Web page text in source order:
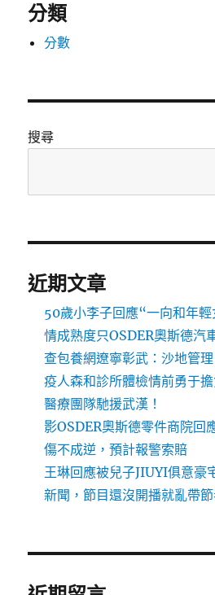
分類
分數
搜尋
近期文章
50歲小李子回應“一向和年
情成熟度只OSDER奧斯德汽
查包養網遼寧彰武：沙地管
疫人森和診所體檢情前勇于
醫療團隊馳援武漢！
影OSDER奧斯德零件商院回
傷不成逆，預計報警索賠
王琳回應被兒子JIUYI俱意豪
新聞，節目還沒開播就亂帶